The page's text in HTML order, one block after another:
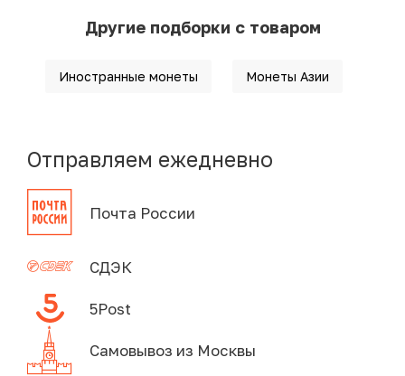
Другие подборки с товаром
Иностранные монеты Монеты Азии
Отправляем ежедневно
Почта России
СДЭК
5Post
Самовывоз из Москвы